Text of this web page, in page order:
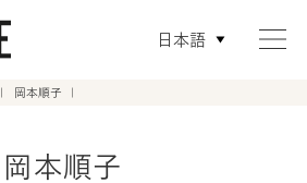
日本語
岡本順子
岡本順子